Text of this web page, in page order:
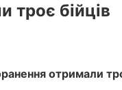
троє бійців
отримали